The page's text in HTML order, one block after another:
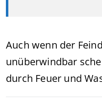
Auch wenn der
unüberwindbar
durch Feuer und